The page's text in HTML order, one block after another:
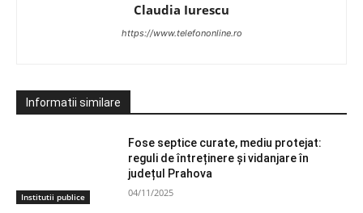
Claudia Iurescu
https://www.telefononline.ro
Informatii similare
Institutii publice
Fose septice curate, mediu protejat:
reguli de întreținere și vidanjare în
județul Prahova
04/11/2025